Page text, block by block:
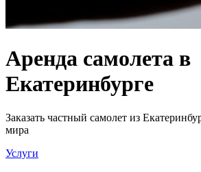
Аренда самолета в
Екатеринбурге
Заказать частный самолет из
мира
Услуги